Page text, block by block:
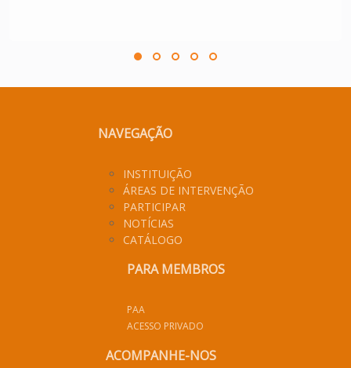
NAVEGAÇÃO
INSTITUIÇÃO
ÁREAS DE INTERVENÇÃO
PARTICIPAR
NOTÍCIAS
CATÁLOGO
PARA MEMBROS
PAA
ACESSO PRIVADO
ACOMPANHE-NOS